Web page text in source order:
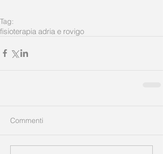
Tag:
fisioterapia adria e rovigo
Commenti